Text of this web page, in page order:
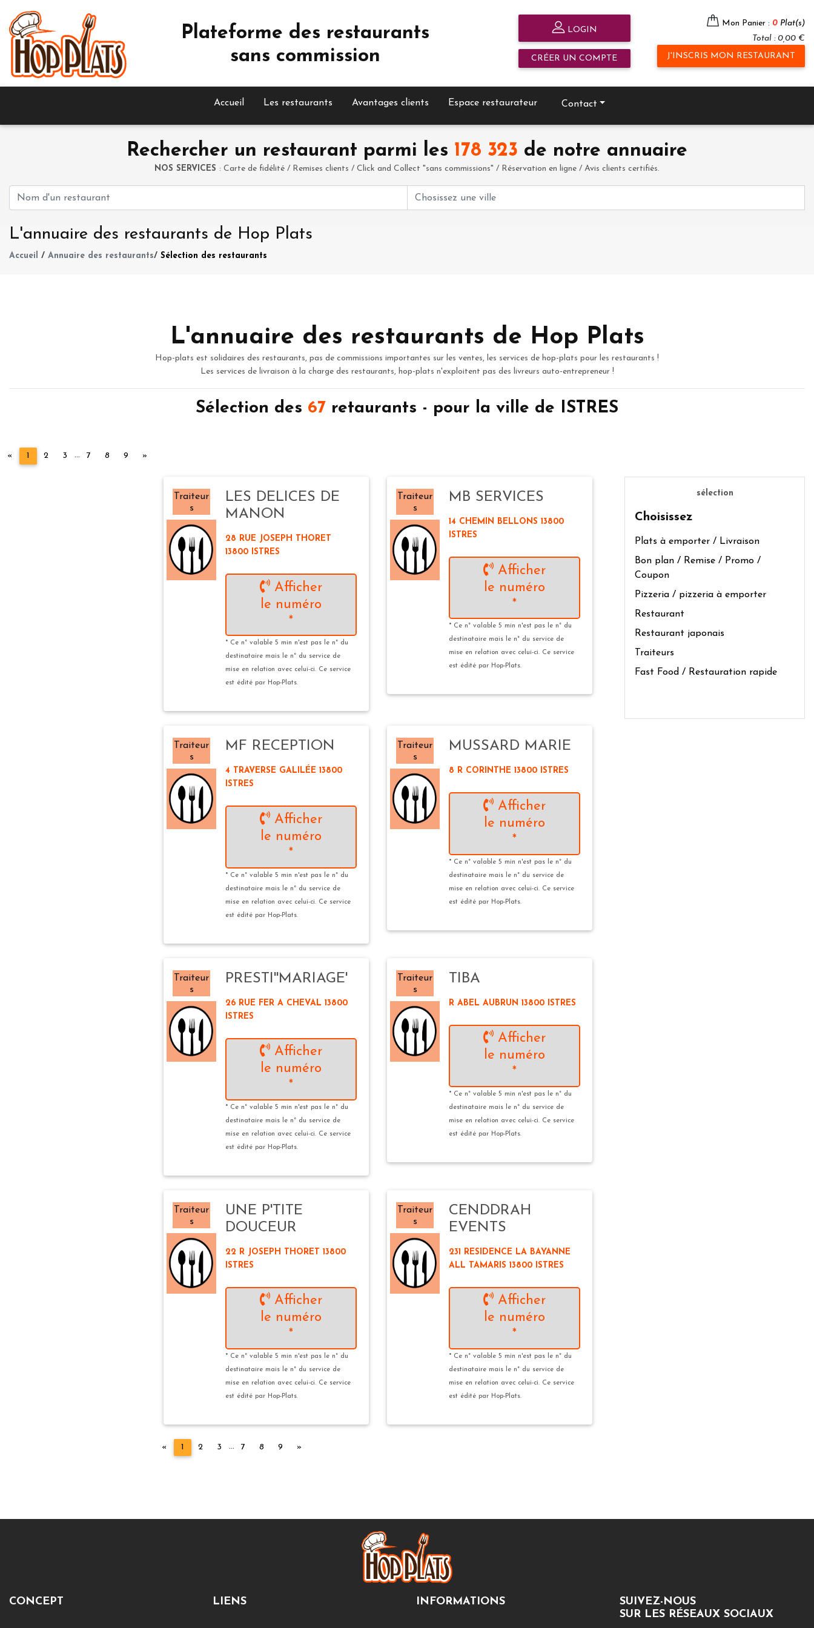
Plateforme des restaurants
sans commission
LOGIN
CRÉER UN COMPTE
Mon Panier : 0 Plat(s)
Total : 0,00 €
J'INSCRIS MON RESTAURANT
Accueil Les restaurants Avantages clients Espace restaurateur Contact
Rechercher un restaurant parmi les 178 323 de notre annuaire
NOS SERVICES : Carte de fidélité / Remises clients / Click and Collect "sans commissions" / Réservation en ligne / Avis clients certifiés.
L'annuaire des restaurants de Hop Plats
Accueil / Annuaire des restaurants/ Sélection des restaurants
L'annuaire des restaurants de Hop Plats
Hop-plats est solidaires des restaurants, pas de commissions importantes sur les ventes, les services de hop-plats pour les restaurants !
Les services de livraison à la charge des restaurants, hop-plats n'exploitent pas des livreurs auto-entrepreneur !
Sélection des 67 retaurants - pour la ville de ISTRES
« Précédent
1 2 3 ... 7 8 9 »
Traiteur
s
LES DELICES DE
MANON
28 RUE JOSEPH THORET
13800 ISTRES
Afficher
le numéro
*
* Ce n° valable 5 min n'est pas le n° du
destinataire mais le n° du service de
mise en relation avec celui-ci. Ce service
est édité par Hop-Plats.
Traiteur
s
MB SERVICES
14 CHEMIN BELLONS 13800
ISTRES
Afficher
le numéro
*
* Ce n° valable 5 min n'est pas le n° du
destinataire mais le n° du service de
mise en relation avec celui-ci. Ce service
est édité par Hop-Plats.
Traiteur
s
MF RECEPTION
4 TRAVERSE GALILÉE 13800
ISTRES
Afficher
le numéro
*
* Ce n° valable 5 min n'est pas le n° du
destinataire mais le n° du service de
mise en relation avec celui-ci. Ce service
est édité par Hop-Plats.
Traiteur
s
MUSSARD MARIE
8 R CORINTHE 13800 ISTRES
Afficher
le numéro
*
* Ce n° valable 5 min n'est pas le n° du
destinataire mais le n° du service de
mise en relation avec celui-ci. Ce service
est édité par Hop-Plats.
Traiteur
s
PRESTI''MARIAGE'
26 RUE FER A CHEVAL 13800
ISTRES
Afficher
le numéro
*
* Ce n° valable 5 min n'est pas le n° du
destinataire mais le n° du service de
mise en relation avec celui-ci. Ce service
est édité par Hop-Plats.
Traiteur
s
TIBA
R ABEL AUBRUN 13800 ISTRES
Afficher
le numéro
*
* Ce n° valable 5 min n'est pas le n° du
destinataire mais le n° du service de
mise en relation avec celui-ci. Ce service
est édité par Hop-Plats.
Traiteur
s
UNE P'TITE
DOUCEUR
22 R JOSEPH THORET 13800
ISTRES
Afficher
le numéro
*
* Ce n° valable 5 min n'est pas le n° du
destinataire mais le n° du service de
mise en relation avec celui-ci. Ce service
est édité par Hop-Plats.
Traiteur
s
CENDDRAH
EVENTS
231 RESIDENCE LA BAYANNE
ALL TAMARIS 13800 ISTRES
Afficher
le numéro
*
* Ce n° valable 5 min n'est pas le n° du
destinataire mais le n° du service de
mise en relation avec celui-ci. Ce service
est édité par Hop-Plats.
« Précédent
1 2 3 ... 7 8 9 »
sélection
Choisissez
Plats à emporter / Livraison
Bon plan / Remise / Promo /
Coupon
Pizzeria / pizzeria à emporter
Restaurant
Restaurant japonais
Traiteurs
Fast Food / Restauration rapide
CONCEPT LIENS INFORMATIONS
SUIVEZ-NOUS
SUR LES RÉSEAUX SOCIAUX